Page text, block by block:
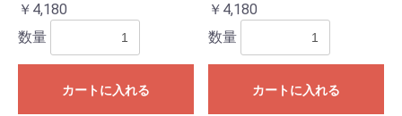
￥4,180
数量
カートに入れる
￥4,180
数量
カートに入れる